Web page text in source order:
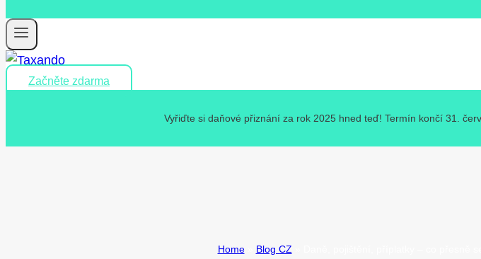
Začněte zdarma
Vyřiďte si daňové přiznání za rok 2025 hned teď! Termín končí 31.
Home» Blog CZ